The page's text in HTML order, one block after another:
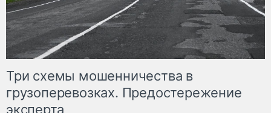
Три схемы мошенничества в
грузоперевозках. Предостережение
эксперта